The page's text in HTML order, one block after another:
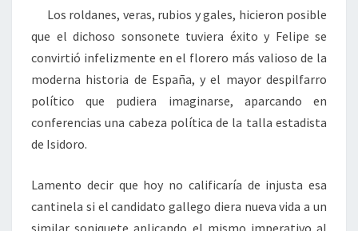
Los roldanes, veras, rubios y gales, hicieron posible
que el dichoso sonsonete tuviera éxito y Felipe se
convirtió infelizmente en el florero más valioso de la
moderna historia de España, y el mayor despilfarro
político que pudiera imaginarse, aparcando en
conferencias una cabeza política de la talla estadista
de Isidoro.
Lamento decir que hoy no calificaría de injusta esa
cantinela si el candidato gallego diera nueva vida a un
similar soniquete aplicando el mismo imperativo al